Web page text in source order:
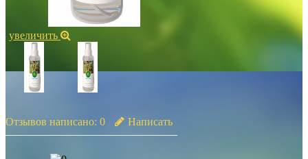
увеличить
Отзывов написано: 0 Написать